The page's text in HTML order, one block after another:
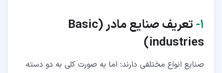
۱‏- تعریف صنایع مادر (Basic
industries
)
صنایع انواع مختلفی دارند؛ اما به صورت کلی به دو دسته